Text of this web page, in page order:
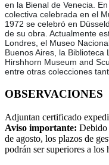
en la Bienal de Venecia.
colectiva celebrada en el
1972 se celebró en
de su obra. Actualmente
Londres, el Museo
Buenos Aires, la Biblioteca
Hirshhorn Museum and
entre otras colecciones
OBSERVACIONES
Adjuntan certificado
Aviso importante: Debido
de agosto, los plazos de
podrán ser superiores a